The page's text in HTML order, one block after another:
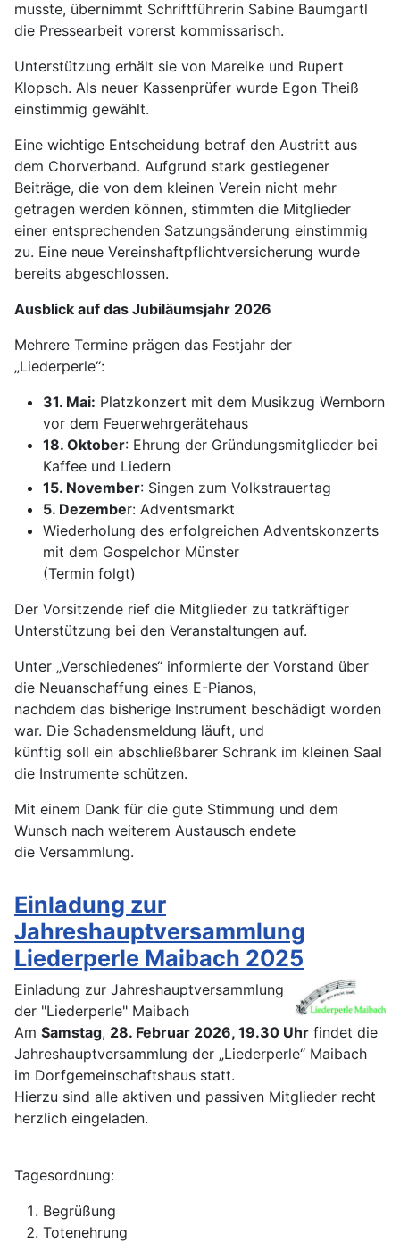
musste, übernimmt Schriftführerin Sabine Baumgartl
die Pressearbeit vorerst kommissarisch.
Unterstützung erhält sie von Mareike und Rupert
Klopsch. Als neuer Kassenprüfer wurde Egon Theiß
einstimmig gewählt.
Eine wichtige Entscheidung betraf den Austritt aus
dem Chorverband. Aufgrund stark gestiegener
Beiträge, die von dem kleinen Verein nicht mehr
getragen werden können, stimmten die Mitglieder
einer entsprechenden Satzungsänderung einstimmig
zu. Eine neue Vereinshaftpflichtversicherung wurde
bereits abgeschlossen.
Ausblick auf das Jubiläumsjahr 2026
Mehrere Termine prägen das Festjahr der
„Liederperle“:
31. Mai: Platzkonzert mit dem Musikzug Wernborn
vor dem Feuerwehrgerätehaus
18. Oktober: Ehrung der Gründungsmitglieder bei
Kaffee und Liedern
15. November: Singen zum Volkstrauertag
5. Dezember: Adventsmarkt
Wiederholung des erfolgreichen Adventskonzerts
mit dem Gospelchor Münster
(Termin folgt)
Der Vorsitzende rief die Mitglieder zu tatkräftiger
Unterstützung bei den Veranstaltungen auf.
Unter „Verschiedenes“ informierte der Vorstand über
die Neuanschaffung eines E-Pianos,
nachdem das bisherige Instrument beschädigt worden
war. Die Schadensmeldung läuft, und
künftig soll ein abschließbarer Schrank im kleinen Saal
die Instrumente schützen.
Mit einem Dank für die gute Stimmung und dem
Wunsch nach weiterem Austausch endete
die Versammlung.
Einladung zur
Jahreshauptversammlung
Liederperle Maibach 2025
Einladung zur Jahreshauptversammlung
der "Liederperle" Maibach
Am Samstag, 28. Februar 2026, 19.30 Uhr findet die
Jahreshauptversammlung der „Liederperle“ Maibach
im Dorfgemeinschaftshaus statt.
Hierzu sind alle aktiven und passiven Mitglieder recht
herzlich eingeladen.
Tagesordnung:
Begrüßung
Totenehrung